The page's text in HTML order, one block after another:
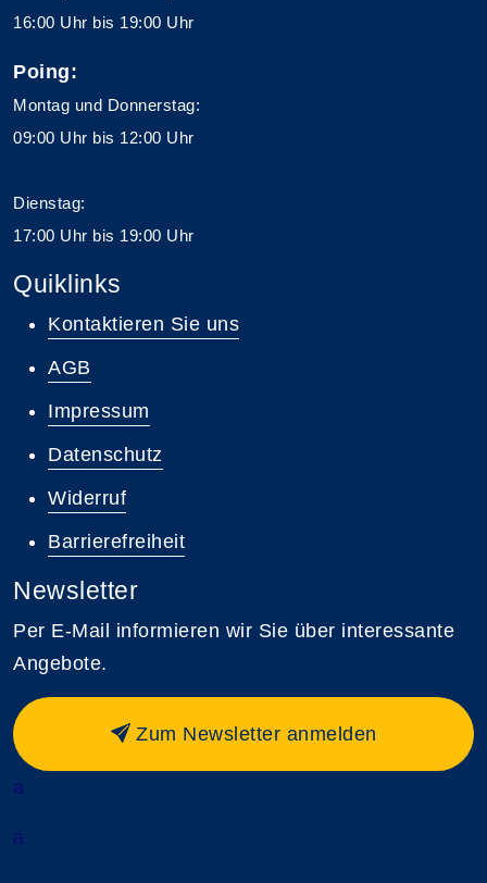
16:00 Uhr bis 19:00 Uhr
Poing:
Montag und Donnerstag:
09:00 Uhr bis 12:00 Uhr
Dienstag:
17:00 Uhr bis 19:00 Uhr
Quiklinks
Kontaktieren Sie uns
AGB
Impressum
Datenschutz
Widerruf
Barrierefreiheit
Newsletter
Per E-Mail informieren wir Sie über interessante
Angebote.
Zum Newsletter anmelden
a
a